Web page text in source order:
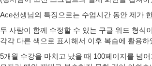
Ace선생님의 특징으로는 수업시간 동안 제가
두 사람이 함께 수정할 수 있는 구글 워드 형식
각각 다른 색으로 표시해서 이후 복습에 활용하
5개월 수강을 마치고 났을 때 100페이지를 넘